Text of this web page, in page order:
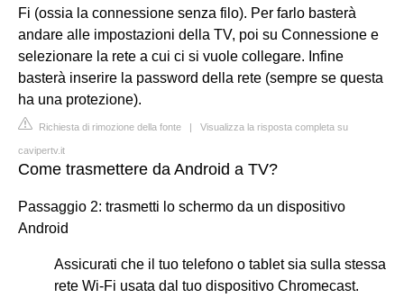
Fi (ossia la connessione senza filo). Per farlo basterà
andare alle impostazioni della TV, poi su Connessione e
selezionare la rete a cui ci si vuole collegare. Infine
basterà inserire la password della rete (sempre se questa
ha una protezione).
Richiesta di rimozione della fonte | Visualizza la risposta completa su
cavipertv.it
Come trasmettere da Android a TV?
Passaggio 2: trasmetti lo schermo da un dispositivo
Android
Assicurati che il tuo telefono o tablet sia sulla stessa
rete Wi-Fi usata dal tuo dispositivo Chromecast.